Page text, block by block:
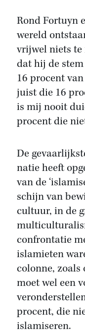
Rond Fortuyn
wereld
vrijwel niets te
dat hij de
16 procent
juist die 16
is mij nooit
procent die
De
natie heeft
van de
schijn van
cultuur, in de
confrontatie
islamieten
colonne, zoals
moet wel een
procent, die
islamiseren.